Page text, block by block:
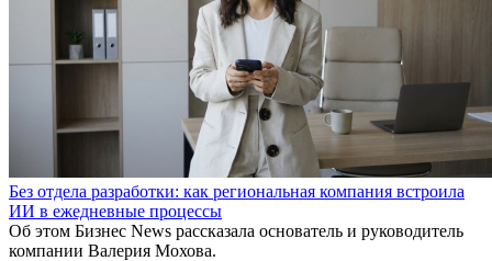
Без отдела разработки: как региональная компания встроила
ИИ в ежедневные процессы
Об этом Бизнес News рассказала основатель и руководитель
компании Валерия Мохова.